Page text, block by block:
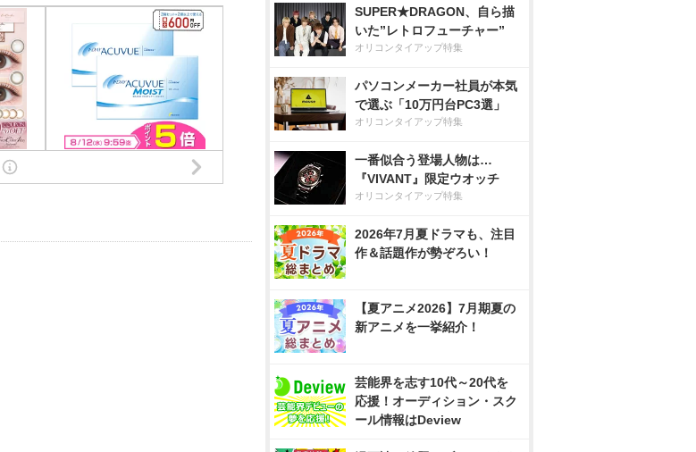
SUPER★DRAGON、自ら描
いた”レトロフューチャー”
オリコンタイアップ特集
パソコンメーカー社員が本気
で選ぶ「10万円台PC3選」
オリコンタイアップ特集
一番似合う登場人物は…
『VIVANT』限定ウオッチ
オリコンタイアップ特集
2026年7月夏ドラマも、注目
作＆話題作が勢ぞろい！
【夏アニメ2026】7月期夏の
新アニメを一挙紹介！
芸能界を志す10代～20代を
応援！オーディション・スク
ール情報はDeview